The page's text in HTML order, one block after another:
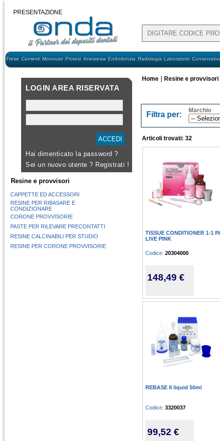
PRESENTAZIONE
Frese Cementi Monouso Protesi Anestesia Endodonzia Radiologia Laboratorio
LOGIN AREA RISERVATA
Hai dimenticato la password ?
Sei un nuovo utente ? Registrati !
Resine e provvisori
CAPPETTE ED ACCESSORI
RESINE PER RIBASARE E
CONDIZIONARE
CORONE PROVVISORIE
PASTE PER RILEVARE PRECONTATTI
RESINE CALCINABILI PER STUDIO
RESINE PER CORONE PROVVISORIE
Home Resine e provvisori
Filtra per: Marchio
Articoli trovati: 32
TISSUE CONDITIONER 1-1
LIVE PINK
Codice: 20304000
148,49 €
REBASE II liquid 50ml
Codice: 3320037
99,52 €